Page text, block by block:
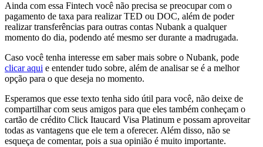
Ainda com essa Fintech você não precisa se preocupar com o
pagamento de taxa para realizar TED ou DOC, além de poder
realizar transferências para outras contas Nubank a qualquer
momento do dia, podendo até mesmo ser durante a madrugada.
Caso você tenha interesse em saber mais sobre o Nubank, pode
clicar aqui e entender tudo sobre, além de analisar se é a melhor
opção para o que deseja no momento.
Esperamos que esse texto tenha sido útil para você, não deixe de
compartilhar com seus amigos para que eles também conheçam o
cartão de crédito Click Itaucard Visa Platinum e possam aproveitar
todas as vantagens que ele tem a oferecer. Além disso, não se
esqueça de comentar, pois a sua opinião é muito importante.